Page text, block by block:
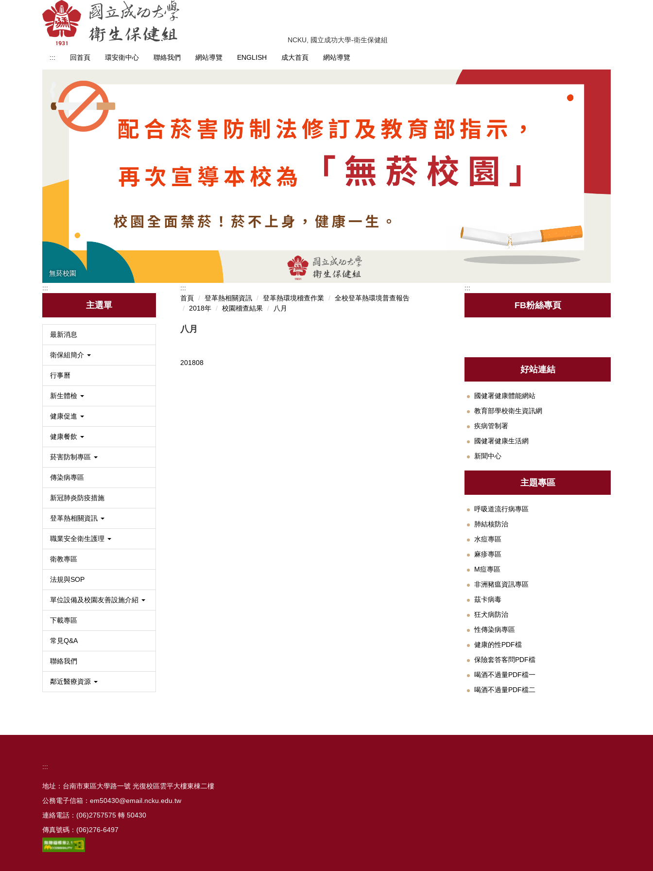
NCKU, 國立成功大學-衛生保健組
::: 回首頁 環安衛中心 聯絡我們 網站導覽 ENGLISH 成大首頁 網站導覽
無菸校園
:::
主選單
最新消息
衛保組簡介
行事曆
新生體檢
健康促進
健康餐飲
菸害防制專區
傳染病專區
新冠肺炎防疫措施
登革熱相關資訊
職業安全衛生護理
衛教專區
法規與SOP
單位設備及校園友善設施介紹
下載專區
常見Q&A
聯絡我們
鄰近醫療資源
:::
首頁
登革熱相關資訊 登革熱環境稽查作業
全校登革熱環境普查報告
2018年
校園稽查結果 八月
八月
201808
:::
FB粉絲專頁
好站連結
國健署健康體能網站
教育部學校衛生資訊網
疾病管制署
國健署健康生活網
新聞中心
主題專區
呼吸道流行病專區
肺結核防治
水痘專區
麻疹專區
M痘專區
非洲豬瘟資訊專區
茲卡病毒
狂犬病防治
性傳染病專區
健康的性PDF檔
保險套答客問PDF檔
喝酒不過量PDF檔一
喝酒不過量PDF檔二
:::
地址：台南市東區大學路一號 光復校區雲平大樓東棟二樓
公務電子信箱：em50430@email.ncku.edu.tw
連絡電話：(06)2757575 轉 50430
傳真號碼：(06)276-6497